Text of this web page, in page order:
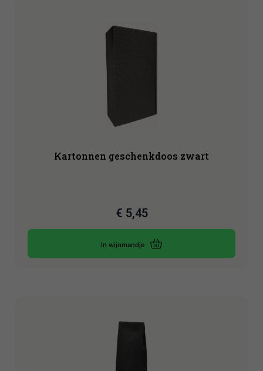
Kartonnen geschenkdoos zwart
€ 5,45
In wijnmandje